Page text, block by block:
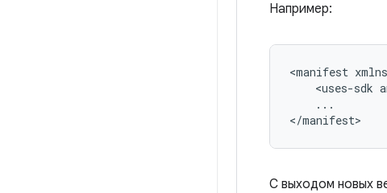
Например:
<manifest
<uses-sdk
...
</manifest>
С выходом новых